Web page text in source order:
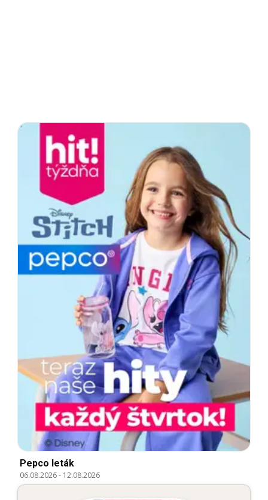
Pepco leták
06.08.2026- 12.08.2026